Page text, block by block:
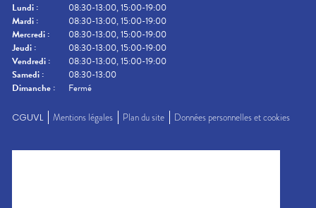
Lundi :
08:30-13:00, 15:00-19:00
Mardi :
08:30-13:00, 15:00-19:00
Mercredi :
08:30-13:00, 15:00-19:00
Jeudi :
08:30-13:00, 15:00-19:00
Vendredi :
08:30-13:00, 15:00-19:00
Samedi :
08:30-13:00
Dimanche : Fermé
CGUVL Mentions légales Plan du site Données personnelles et cookies